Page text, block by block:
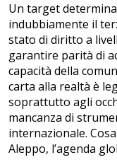
Un target
indubbiamente il
stato di diritto a
garantire parità di
capacità della
carta alla realtà è
soprattutto agli
mancanza di
internazionale.
Aleppo, l’agenda